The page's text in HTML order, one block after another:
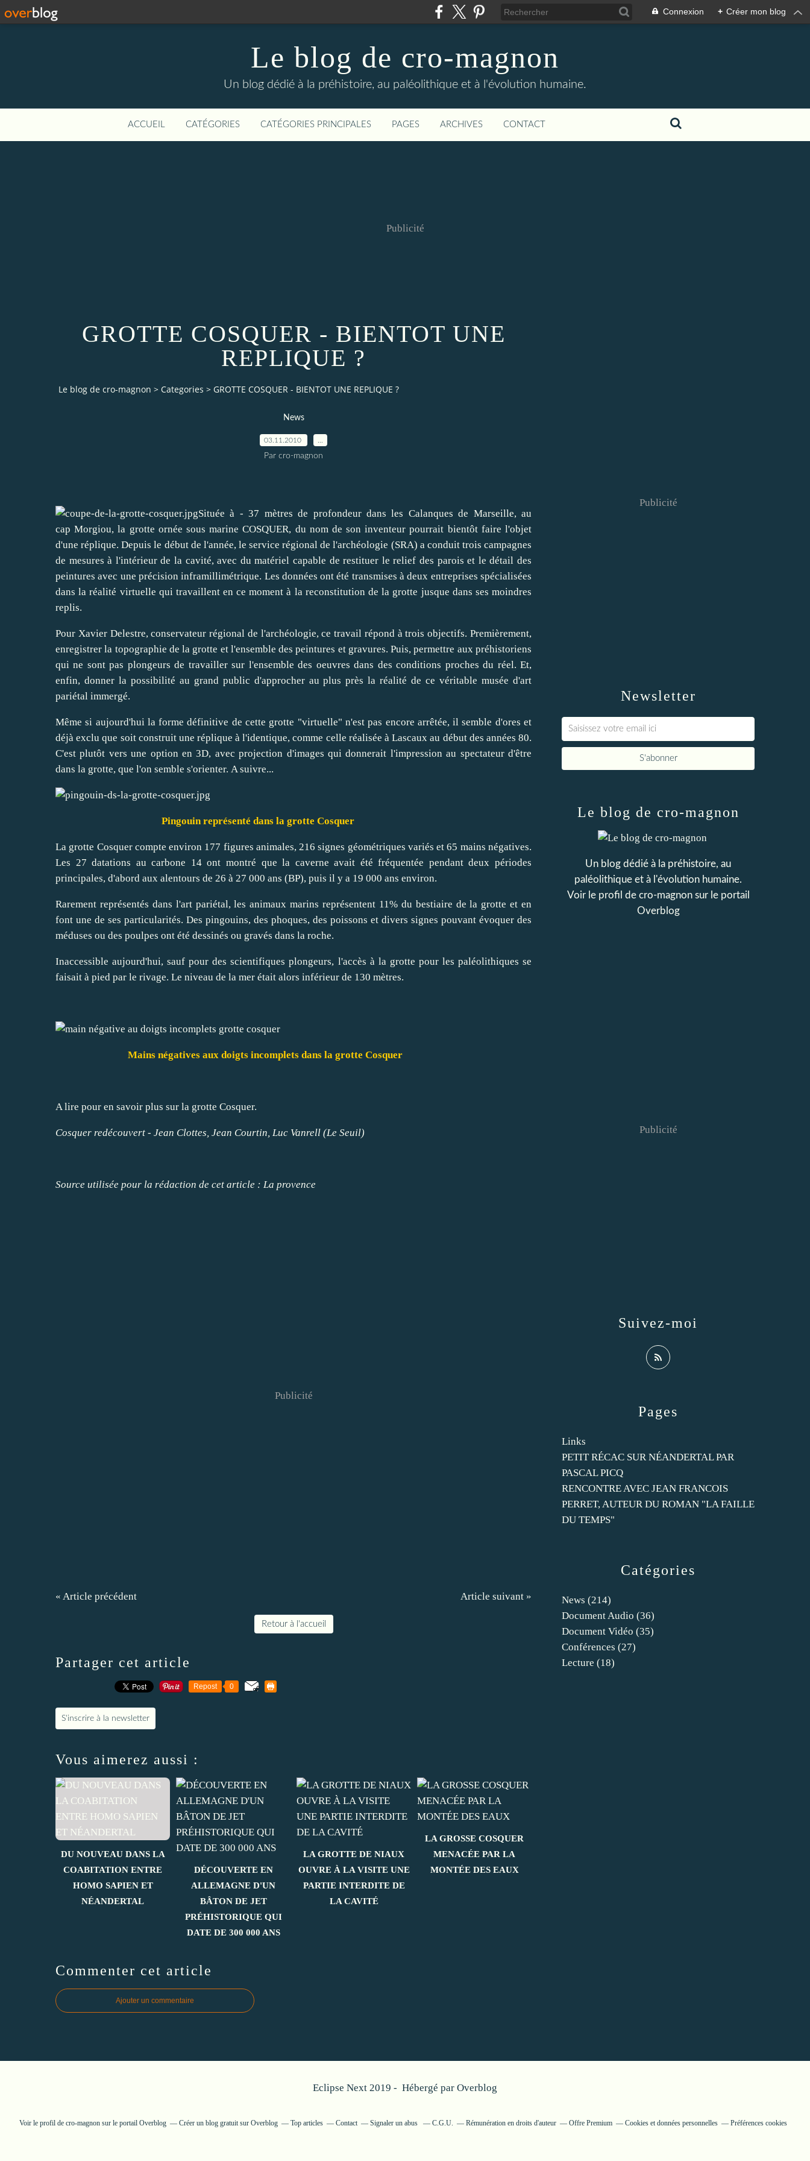
Connexion + Créer mon blog
Le blog de cro-magnon
Un blog dédié à la préhistoire, au paléolithique et à l'évolution humaine.
ACCUEIL CATÉGORIES CATÉGORIES PRINCIPALES PAGES ARCHIVES CONTACT
Publicité
GROTTE COSQUER - BIENTOT UNE
REPLIQUE ?
Le blog de cro-magnon > Categories > GROTTE COSQUER - BIENTOT UNE REPLIQUE ?
News
03.11.2010
Par cro-magnon
Située à - 37 mètres de profondeur dans les Calanques de Marseille, au
cap Morgiou, la grotte ornée sous marine COSQUER, du nom de son inventeur pourrait bientôt faire l'objet
d'une réplique. Depuis le début de l'année, le service régional de l'archéologie (SRA) a conduit trois campagnes
de mesures à l'intérieur de la cavité, avec du matériel capable de restituer le relief des parois et le détail des
peintures avec une précision inframillimétrique. Les données ont été transmises à deux entreprises spécialisées
dans la réalité virtuelle qui travaillent en ce moment à la reconstitution de la grotte jusque dans ses moindres
replis.
Pour Xavier Delestre, conservateur régional de l'archéologie, ce travail répond à trois objectifs. Premièrement,
enregistrer la topographie de la grotte et l'ensemble des peintures et gravures. Puis, permettre aux préhistoriens
qui ne sont pas plongeurs de travailler sur l'ensemble des oeuvres dans des conditions proches du réel. Et,
enfin, donner la possibilité au grand public d'approcher au plus près la réalité de ce véritable musée d'art
pariétal immergé.
Même si aujourd'hui la forme définitive de cette grotte "virtuelle" n'est pas encore arrêtée, il semble d'ores et
déjà exclu que soit construit une réplique à l'identique, comme celle réalisée à Lascaux au début des années 80.
C'est plutôt vers une option en 3D, avec projection d'images qui donnerait l'impression au spectateur d'être
dans la grotte, que l'on semble s'orienter. A suivre...
Pingouin représenté dans la grotte Cosquer
La grotte Cosquer compte environ 177 figures animales, 216 signes géométriques variés et 65 mains négatives.
Les 27 datations au carbone 14 ont montré que la caverne avait été fréquentée pendant deux périodes
principales, d'abord aux alentours de 26 à 27 000 ans (BP), puis il y a 19 000 ans environ.
Rarement représentés dans l'art pariétal, les animaux marins représentent 11% du bestiaire de la grotte et en
font une de ses particularités. Des pingouins, des phoques, des poissons et divers signes pouvant évoquer des
méduses ou des poulpes ont été dessinés ou gravés dans la roche.
Inaccessible aujourd'hui, sauf pour des scientifiques plongeurs, l'accès à la grotte pour les paléolithiques se
faisait à pied par le rivage. Le niveau de la mer était alors inférieur de 130 mètres.
Mains négatives aux doigts incomplets dans la grotte Cosquer
A lire pour en savoir plus sur la grotte Cosquer.
Cosquer redécouvert - Jean Clottes, Jean Courtin, Luc Vanrell (Le Seuil)
Source utilisée pour la rédaction de cet article : La provence
Publicité
« Article précédent Article suivant »
Retour à l'accueil
Partager cet article
Repost 0
S'inscrire à la newsletter
Vous aimerez aussi :
DU NOUVEAU DANS LA
COABITATION ENTRE
HOMO SAPIEN ET
NÉANDERTAL
DÉCOUVERTE EN
ALLEMAGNE D'UN
BÂTON DE JET
PRÉHISTORIQUE QUI
DATE DE 300 000 ANS
LA GROTTE DE NIAUX
OUVRE À LA VISITE UNE
PARTIE INTERDITE DE
LA CAVITÉ
LA GROSSE COSQUER
MENACÉE PAR LA
MONTÉE DES EAUX
Commenter cet article
Ajouter un commentaire
Newsletter
Publicité
Catégories
News (214)
Document Audio (36)
Document Vidéo (35)
Conférences (27)
Lecture (18)
Pages
Links
PETIT RÉCAC SUR NÉANDERTAL PAR
PASCAL PICQ
RENCONTRE AVEC JEAN FRANCOIS
PERRET, AUTEUR DU ROMAN "LA FAILLE
DU TEMPS"
Le blog de cro-magnon
Un blog dédié à la préhistoire, au
paléolithique et à l'évolution humaine.
Voir le profil de cro-magnonsur le portail
Overblog
Suivez-moi
Publicité
Eclipse Next 2019 - Hébergé par Overblog
Voir le profil de cro-magnon sur le portail Overblog Créer un blog gratuit sur Overblog Top articles Contact Signaler un abus C.G.U. Rémunération en droits d'auteur Offre Premium Cookies et données personnelles Préférences cookies